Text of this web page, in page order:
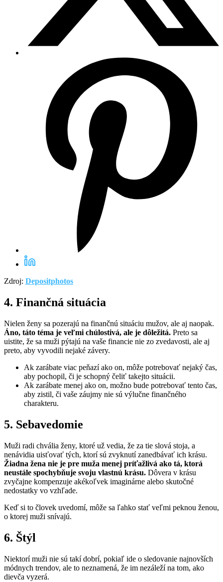
Zdroj: Depositphotos
4. Finančná situácia
Nielen ženy sa pozerajú na finančnú situáciu mužov, ale aj naopak.
Áno, táto téma je veľmi chúlostivá, ale je dôležitá. Preto sa
uistite, že sa muži pýtajú na vaše financie nie zo zvedavosti, ale aj
preto, aby vyvodili nejaké závery.
Ak zarábate viac peňazí ako on, môže potrebovať nejaký čas,
aby pochopil, či je schopný čeliť takejto situácii.
Ak zarábate menej ako on, možno bude potrebovať tento čas,
aby zistil, či vaše záujmy nie sú výlučne finančného
charakteru.
5. Sebavedomie
Muži radi chvália ženy, ktoré už vedia, že za tie slová stoja, a
nenávidia uisťovať tých, ktorí sú zvyknutí zanedbávať ich krásu.
Žiadna žena nie je pre muža menej príťažlivá ako tá, ktorá
neustále spochybňuje svoju vlastnú krásu. Dôvera v krásu
zvyčajne kompenzuje akékoľvek imaginárne alebo skutočné
nedostatky vo vzhľade.
Keď si to človek uvedomí, môže sa ľahko stať veľmi peknou ženou,
o ktorej muži snívajú.
6. Štýl
Niektorí muži nie sú takí dobrí, pokiaľ ide o sledovanie najnovších
módnych trendov, ale to neznamená, že im nezáleží na tom, ako
dievča vyzerá.